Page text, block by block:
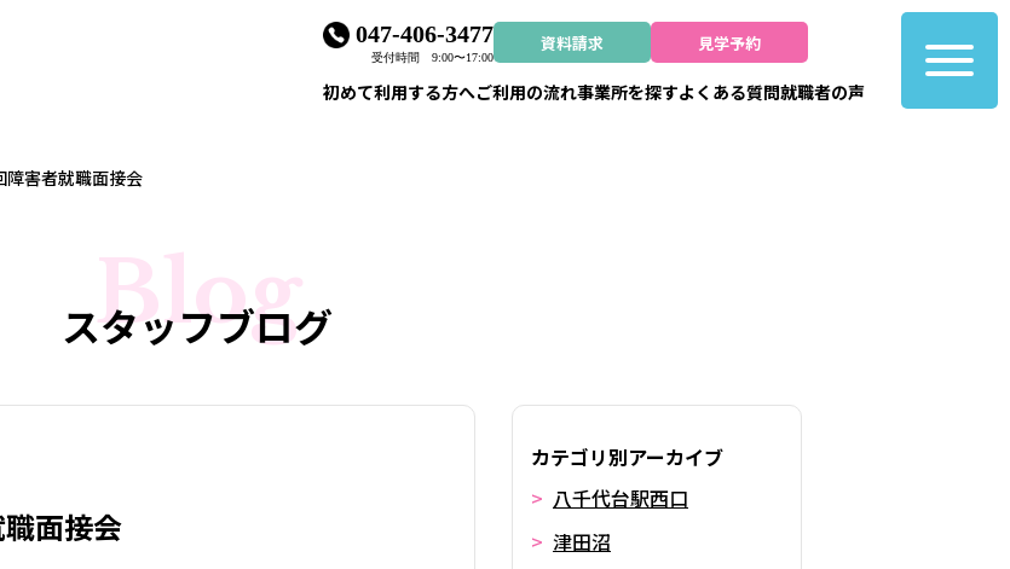
047-406-3477
受付時間 9:00〜17:00
資料請求 見学予約
初めて利用する方へご利用の流れ事業所を探すよくある質問就職者の声
害者就職面接会
スタッフブログ
Blog
面接会
カテゴリ別アーカイブ
八千代台駅西口
津田沼